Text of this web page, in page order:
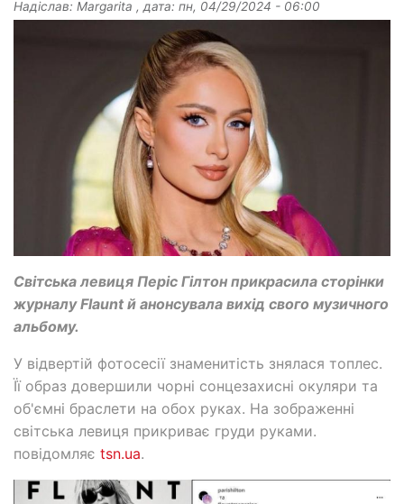
Надіслав: Margarita , дата: пн, 04/29/2024 - 06:00
Світська левиця Періс Гілтон прикрасила сторінки
журналу Flaunt й анонсувала вихід свого музичного
альбому.
У відвертій фотосесії знаменитість знялася топлес.
Її образ довершили чорні сонцезахисні окуляри та
об'ємні браслети на обох руках. На зображенні
світська левиця прикриває груди руками.
повідомляє tsn.ua.